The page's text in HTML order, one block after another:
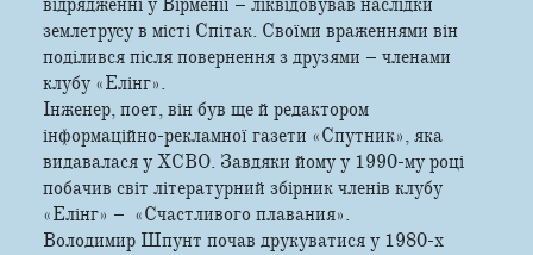
землетрусу в місті Спітак. Своїми враженнями він
поділився після повернення з друзями – членами
клубу «Елінг».
Інженер, поет, він був ще й редактором
інформаційно-рекламної газети «Спутник», яка
видавалася у ХСВО. Завдяки йому у 1990-му році
побачив світ літературний збірник членів клубу
«Елінг» – «Счастливого плавания».
Володимир Шпунт почав друкуватися у 1980-х